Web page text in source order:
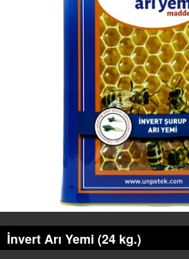
GİRİŞ / KAYIT
İnvert Arı Yemi (24 kg.)